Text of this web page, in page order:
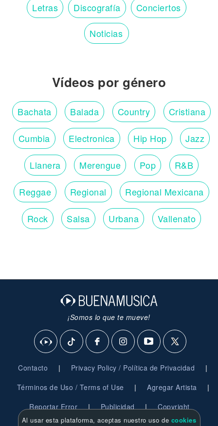
Letras Discografía Conciertos
Noticias
Vídeos por género
Bachata Balada Country Cristiana
Cumbia Electronica Hip Hop Jazz
Llanera Merengue Pop R&B
Reggae Regional Regional Mexicana
Rock Salsa Urbana Vallenato
¡Somos lo que te mueve!
Contacto | Privacy Policy / Política de Privacidad |
Términos de Uso / Terms of Use | Agregar Artista |
Reportar Error | Publicidad | Copyright
Al usar esta plataforma, aceptas nuestro uso de cookies